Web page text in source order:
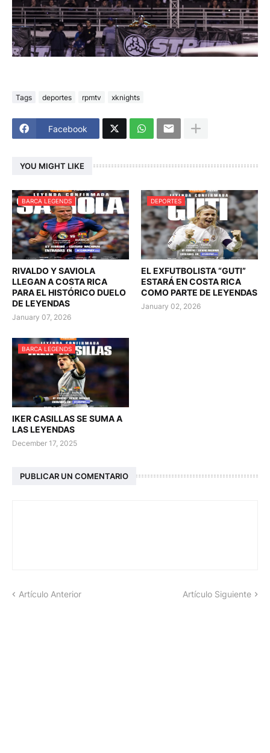
Tags deportes rpmtv xknights
Facebook
YOU MIGHT LIKE
BARCA LEGENDS
RIVALDO Y SAVIOLA
LLEGAN A COSTA RICA
PARA EL HISTÓRICO DUELO
DE LEYENDAS
January 07, 2026
DEPORTES
EL EXFUTBOLISTA “GUTI”
ESTARÁ EN COSTA RICA
COMO PARTE DE LEYENDAS
January 02, 2026
BARCA LEGENDS
IKER CASILLAS SE SUMA A
LAS LEYENDAS
December 17, 2025
PUBLICAR UN COMENTARIO
Artículo Anterior Artículo Siguiente